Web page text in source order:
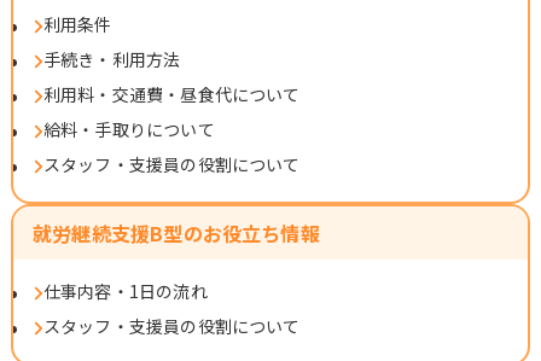
利用条件
手続き・利用方法
利用料・交通費・昼食代について
給料・手取りについて
スタッフ・支援員の役割について
就労継続支援B型のお役立ち情報
仕事内容・1日の流れ
スタッフ・支援員の役割について